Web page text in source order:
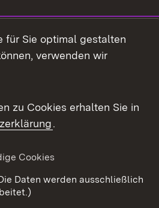
für Sie optimal gestalten
verwenden wir
zu Cookies erhalten Sie in
.
Cookies
Daten werden ausschließlich